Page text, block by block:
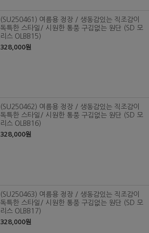
(SU250461) 여름용 정장 / 생동감있는 직조감이
독특한 스타일/ 시원한 통풍 구김없는 원단 (SD 모
리스 OLBB15)
328,000원
(SU250462) 여름용 정장 / 생동감있는 직조감이
독특한 스타일/ 시원한 통풍 구김없는 원단 (SD 모
리스 OLBB16)
328,000원
(SU250463) 여름용 정장 / 생동감있는 직조감이
독특한 스타일/ 시원한 통풍 구김없는 원단 (SD 모
리스 OLBB17)
328,000원